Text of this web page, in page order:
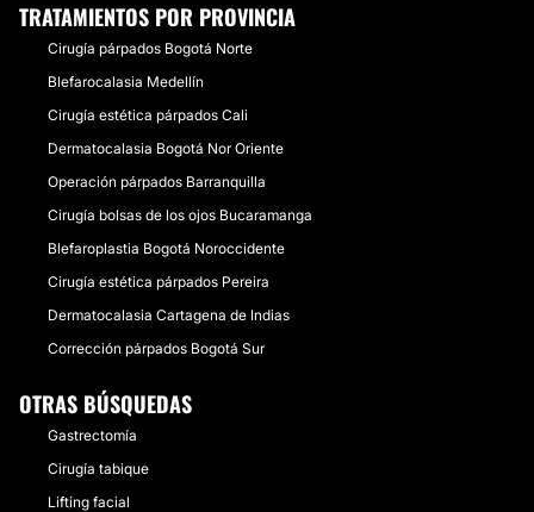
TRATAMIENTOS POR PROVINCIA
Cirugía párpados Bogotá Norte
Blefarocalasia Medellín
Cirugía estética párpados Cali
Dermatocalasia Bogotá Nor Oriente
Operación párpados Barranquilla
Cirugía bolsas de los ojos Bucaramanga
Blefaroplastia Bogotá Noroccidente
Cirugía estética párpados Pereira
Dermatocalasia Cartagena de Indias
Corrección párpados Bogotá Sur
OTRAS BÚSQUEDAS
Gastrectomía
Cirugía tabique
Lifting facial